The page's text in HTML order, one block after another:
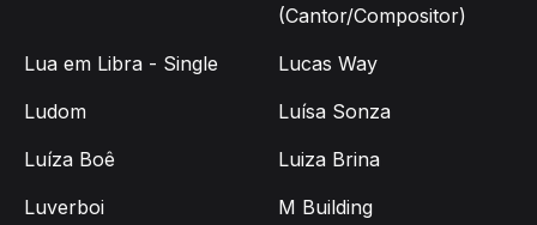
(Cantor/Compositor)
Lua em Libra - Single
Lucas Way
Ludom
Luísa Sonza
Luíza Boê
Luiza Brina
Luverboi
M Building